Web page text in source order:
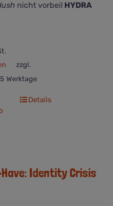
nicht vorbei! HYDRA
zzgl.
Werktage
Details
Identity Crisis